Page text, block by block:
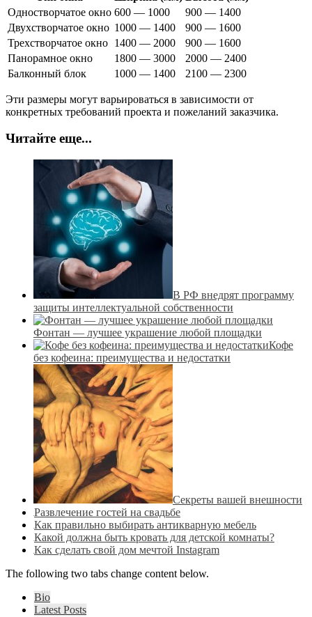
Одностворчатое окно 600 — 1000
900 — 1400
Двухстворчатое окно 1000 — 1400
900 — 1600
Трехстворчатое окно 1400 — 2000
900 — 1600
Панорамное окно
1800 — 3000
2000 — 2400
Балконный блок
1000 — 1400 2100 — 2300
Эти размеры могут варьироваться в зависимости от
конкретных требований проекта и пожеланий заказчика.
Читайте еще...
В РФ внедрят программу
защиты интеллектуальной собственности
Фонтан — лучшее украшение любой площадки
Кофе
без кофеина: преимущества и недостатки
Секреты вашей внешности
Развлечение гостей на свадьбе
Как правильно выбирать антикварную мебель
Какой должна быть кровать для детской комнаты?
Как сделать свой дом мечтой Instagram
The following two tabs change content below.
Bio
Latest Posts